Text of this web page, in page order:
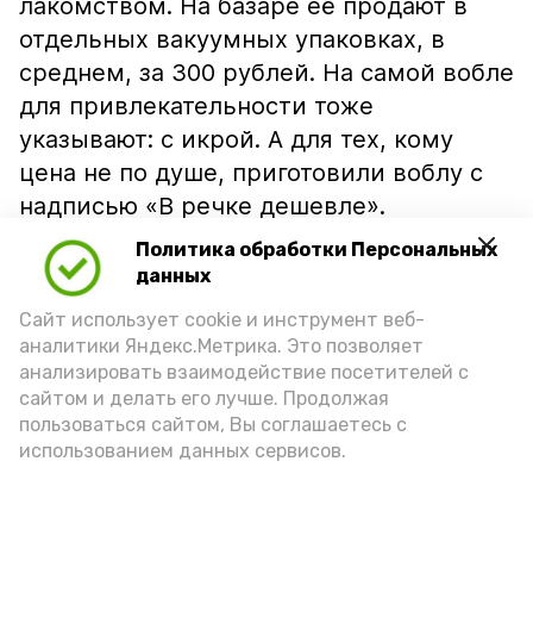
Политика обработки Персональных
данных
Сайт использует cookie и инструмент веб-
аналитики Яндекс.Метрика. Это позволяет
анализировать взаимодействие посетителей с
сайтом и делать его лучше. Продолжая
пользоваться сайтом, Вы соглашаетесь с
использованием данных сервисов.
лакомством. На базаре её продают в
отдельных вакуумных упаковках, в
среднем, за 300 рублей. На самой вобле
для привлекательности тоже
указывают: с икрой. А для тех, кому
цена не по душе, приготовили воблу с
надписью «В речке дешевле».